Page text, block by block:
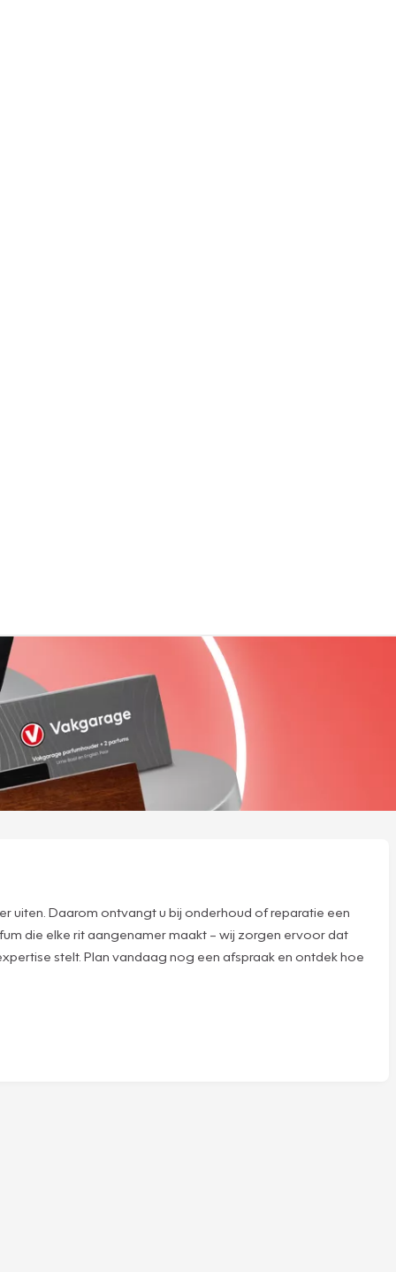
uiten. Daarom ontvangt u bij onderhoud of reparatie een
die elke rit aangenamer maakt – wij zorgen ervoor dat
stelt. Plan vandaag nog een afspraak en ontdek hoe